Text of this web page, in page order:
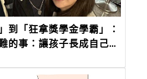
到「狂拿獎學金學霸」：
的事：讓孩子長成自己的